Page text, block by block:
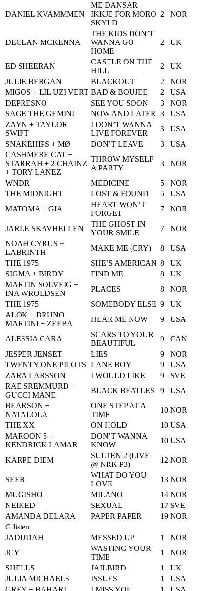
DANIEL KVAMMMEN
ME DANSAR
IKKJE FOR MORO
SKYLD
2 NOR
DECLAN MCKENNA
THE KIDS DON’T
WANNA GO
HOME
2 UK
ED SHEERAN
CASTLE ON THE
HILL
2
UK
JULIE BERGAN
BLACKOUT 2
NOR
MIGOS + LIL UZI VERT BAD & BOUJEE 2
USA
DEPRESNO
SEE YOU SOON 3
NOR
SAGE THE GEMINI
NOW AND LATER 3
USA
ZAYN + TAYLOR
SWIFT
I DON’T WANNA
LIVE FOREVER
3
USA
SNAKEHIPS + MØ
DON’T LEAVE 3
USA
CASHMERE CAT +
STARRAH + 2 CHAINZ
+ TORY LANEZ
THROW MYSELF
A PARTY
3 NOR
WNDR MEDICINE 5
NOR
THE MIDNIGHT
LOST & FOUND 5
USA
MATOMA + GIA
HEART WON’T
FORGET
7 NOR
JARLE SKAVHELLEN
THE GHOST IN
YOUR SMILE
7
NOR
NOAH CYRUS +
LABRINTH
MAKE ME (CRY) 8
USA
THE 1975
SHE’S AMERICAN 8
UK
SIGMA + BIRDY
FIND ME 8
UK
MARTIN SOLVEIG +
INA WROLDSEN
PLACES 8
NOR
THE 1975
SOMEBODY ELSE 9
UK
ALOK + BRUNO
MARTINI + ZEEBA
HEAR ME NOW 9 USA
ALESSIA CARA
SCARS TO YOUR
BEAUTIFUL
9
CAN
JESPER JENSET
LIES 9
NOR
TWENTY ONE PILOTS
LANE BOY 9
USA
ZARA LARSSON
I WOULD LIKE 9
SVE
RAE SREMMURD +
GUCCI MANE
BLACK BEATLES 9
USA
BEARSON +
NATALOLA
ONE STEP AT A
TIME
10 NOR
THE XX
ON HOLD 10 USA
MAROON 5 +
KENDRICK LAMAR
DON’T WANNA
KNOW
10 USA
KARPE DIEM
SULTEN 2 (LIVE
@ NRK P3)
12 NOR
SEEB
WHAT DO YOU
LOVE
13 NOR
MUGISHO
MILANO 14 NOR
NEIKED
SEXUAL 17 SVE
AMANDA DELARA
PAPER PAPER 19 NOR
C-listen
JADUDAH
MESSED UP 1
NOR
JCY
WASTING YOUR
TIME
1
NOR
SHELLS
JAILBIRD 1
UK
JULIA MICHAELS
ISSUES 1
USA
GREY + BAHARI
I MISS YOU 1
USA